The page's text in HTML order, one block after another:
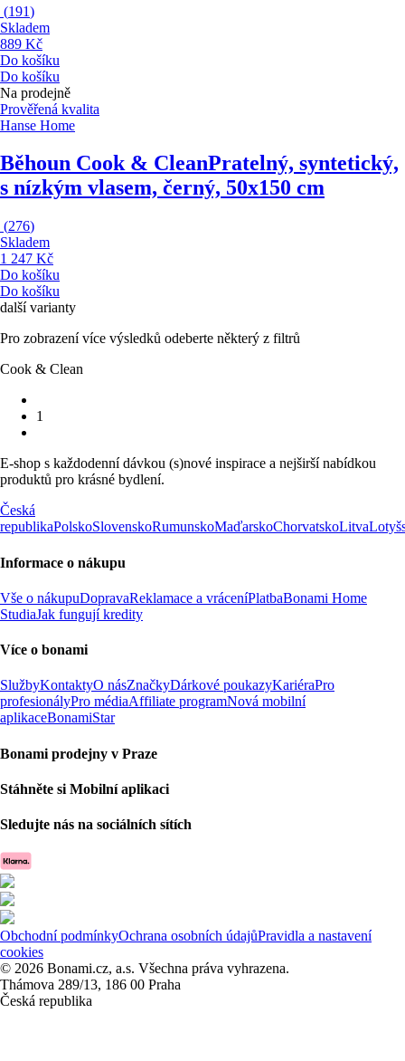
(191)
Skladem
889 Kč
Do košíku
Do košíku
Na prodejně
Prověřená kvalita
Hanse Home
Běhoun Cook & CleanPratelný, syntetický,
s nízkým vlasem, černý, 50x150 cm
(276)
Skladem
1 247 Kč
Do košíku
Do košíku
další varianty
Pro zobrazení více výsledků odeberte některý z filtrů
Cook & Clean
1
E-shop s každodenní dávkou (s)nové inspirace a nejširší nabídkou
produktů pro krásné bydlení.
Česká
republikaPolskoSlovenskoRumunskoMaďarskoChorvatskoLitva
Informace o nákupu
Vše o nákupuDopravaReklamace a vráceníPlatbaBonami Home
StudiaJak fungují kredity
Více o bonami
SlužbyKontaktyO násZnačkyDárkové poukazyKariéraPro
profesionályPro médiaAffiliate programNová mobilní
aplikaceBonamiStar
Bonami prodejny v Praze
Stáhněte si Mobilní aplikaci
Sledujte nás na sociálních sítích
Obchodní podmínkyOchrana osobních údajůPravidla a nastavení
cookies
© 2026 Bonami.cz, a.s. Všechna práva vyhrazena.
Thámova 289/13, 186 00 Praha
Česká republika